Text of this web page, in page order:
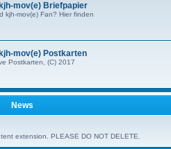
mov(e) Briefpapier
kjh-mov(e) Fan? Hier finden
mov(e) Postkarten
Postkarten, (C) 2017
News
extension. PLEASE DO NOT DELETE.